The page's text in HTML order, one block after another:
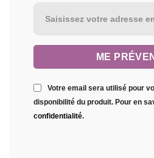
Votre email sera utilisé pour
disponibilité du produit. Pour en
confidentialité.